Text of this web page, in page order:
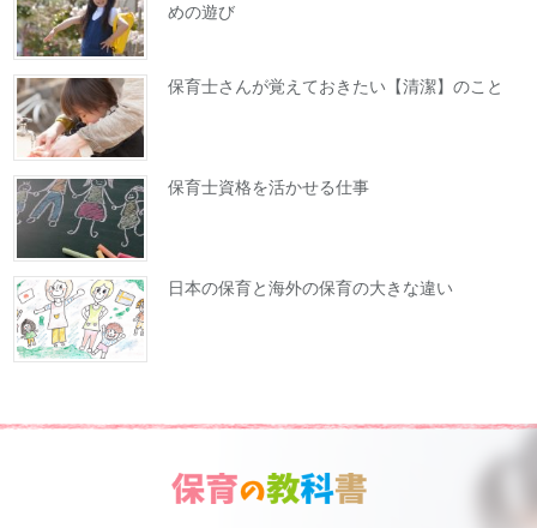
めの遊び
保育士さんが覚えておきたい【清潔】のこと
保育士資格を活かせる仕事
日本の保育と海外の保育の大きな違い